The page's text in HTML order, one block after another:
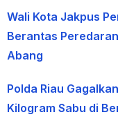
Wali Kota Jakpus
Berantas
Abang
Polda Riau
Kilogram Sabu di